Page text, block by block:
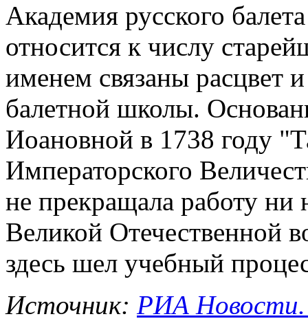
Академия русского
относится к числу
именем связаны расцвет
балетной школы.
Иоановной в 1738 году
Императорского
не прекращала работу ни
Великой Отечественной
здесь шел учебный
Источник: РИА Новости.